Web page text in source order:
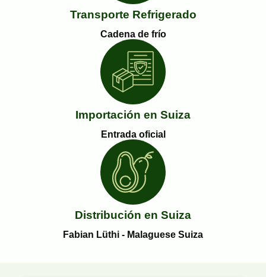
Transporte Refrigerado
Cadena de frío
Importación en Suiza
Entrada oficial
Distribución en Suiza
Fabian Lüthi - Malaguese Suiza